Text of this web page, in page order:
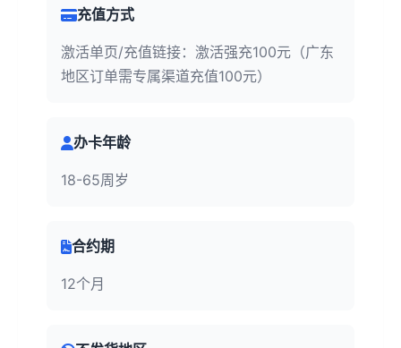
充值方式
激活单页/充值链接：激活强充100元（广东
地区订单需专属渠道充值100元）
办卡年龄
18-65周岁
合约期
12个月